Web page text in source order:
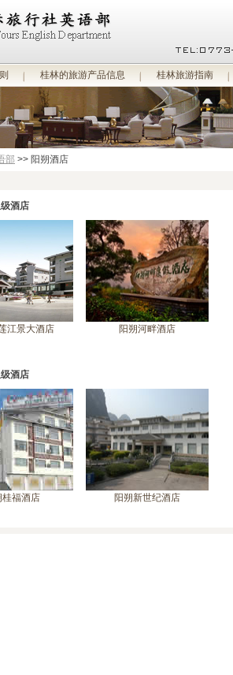
桂林的旅游产品信息 桂林旅游指南
部 >> 阳朔酒店
酒店
江景大酒店 阳朔河畔酒店
酒店
桂福酒店 阳朔新世纪酒店